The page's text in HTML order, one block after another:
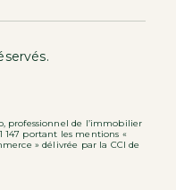
professionnel de l’immobilier
147 portant les mentions «
» délivrée par la CCI de